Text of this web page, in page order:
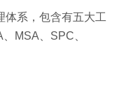
体系，包含有五大工
MSA、SPC、